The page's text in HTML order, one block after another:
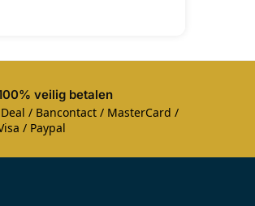
veilig betalen
/ Bancontact / MasterCard /
/ Paypal